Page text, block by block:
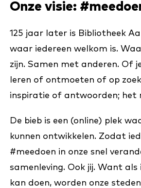
Onze visie:
125 jaar later is Bibliotheek
waar iedereen welkom is.
zijn. Samen met anderen. Of
leren of ontmoeten of op
inspiratie of antwoorden; het
De bieb is een (online) plek
kunnen ontwikkelen. Zodat
#meedoen in onze snel
samenleving. Ook jij. Want als
kan doen, worden onze